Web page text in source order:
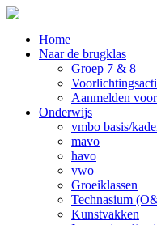
Home
Naar de brugklas
Groep 7 & 8
Aanmelden
Onderwijs
vmbo basis/
mavo
havo
vwo
Groeiklassen
Technasium
Kunstvakken